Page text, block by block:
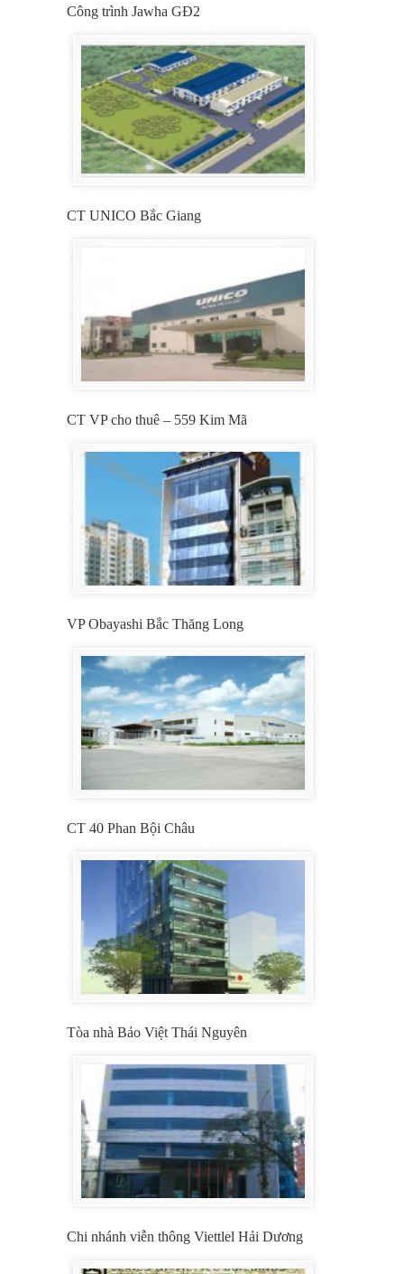
Công trình Jawha GĐ2
CT UNICO Bắc Giang
CT VP cho thuê – 559 Kim Mã
VP Obayashi Bắc Thăng Long
CT 40 Phan Bội Châu
Tòa nhà Bảo Việt Thái Nguyên
Chi nhánh viễn thông Viettlel Hải Dương